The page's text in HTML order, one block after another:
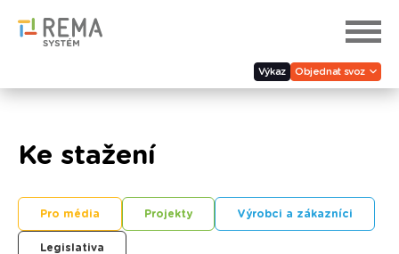
Výkaz Objednat svoz
Ke stažení
Pro média Projekty Výrobci a zákazníci
Legislativa